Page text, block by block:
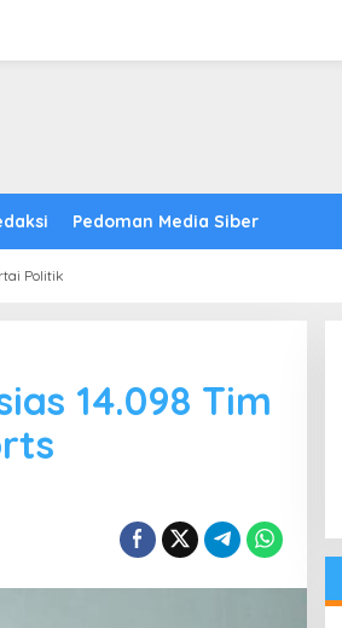
Pedoman Media Siber
Politik
14.098 Tim